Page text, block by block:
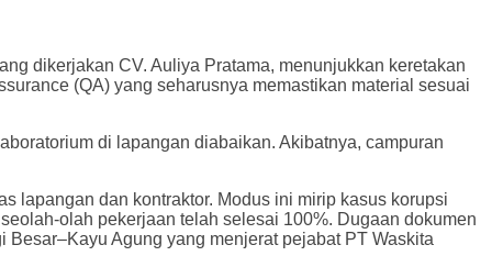
dikerjakan CV. Auliya Pratama, menunjukkan keretakan
(QA) yang seharusnya memastikan material sesuai
di lapangan diabaikan. Akibatnya, campuran
lapangan dan kontraktor. Modus ini mirip kasus korupsi
olah pekerjaan telah selesai 100%. Dugaan dokumen
Agung yang menjerat pejabat PT Waskita